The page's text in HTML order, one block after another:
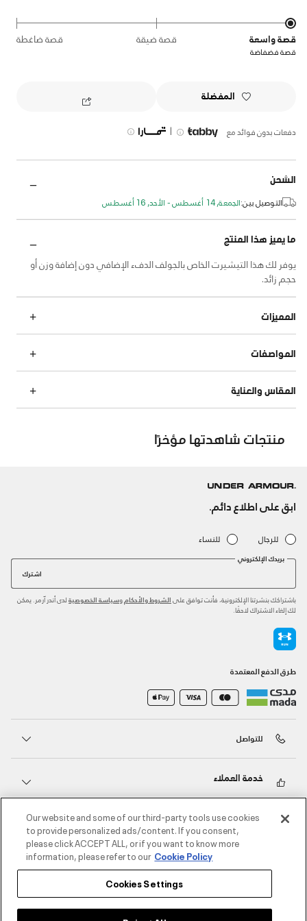
قصة واسعة قصة ضيقة قصة ضاغطة
قصة فضفاضة
المفضلة
دفعات بدون فوائد مع |
الشحن
التوصيل بين:الجمعة, 14 أغسطس - الأحد, 16 أغسطس
ما يميز هذا المنتج
يوفر لك هذا التيشيرت الخاص بالجولف الدفء الإضافي دون إضافة وزن أو
حجم زائد.
المميزات
المواصفات
المقاس والعناية
منتجات شاهدتها مؤخرًا
ابق على اطلاع دائم.
للرجال للنساء
بريدك الإلكتروني
اشترك
باشتراكك بنشرتنا الإلكترونية، فأنت توافق على الشروط والأحكام وسياسة الخصوصية لدى أندر آرمر. يمكن
لك إلغاء الاشتراك لاحقًا.
طرق الدفع المعتمدة
للتواصل
خدمة العملاء
حول أندر آرمر
أندر آرمر على الشبكات الاجتماعية
Our website and some of our third-party tools use cookies
to provide personalized ads/content. If you consent,
please click ACCEPT ALL, or if you want to know more
information, please refer to our Cookie Policy
Cookies Settings